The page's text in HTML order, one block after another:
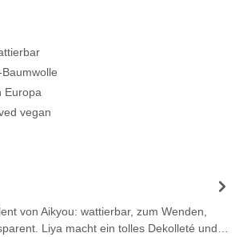
Europa
vegan
von Aikyou: wattierbar, zum Wenden,
Liya macht ein tolles Dekolleté und…